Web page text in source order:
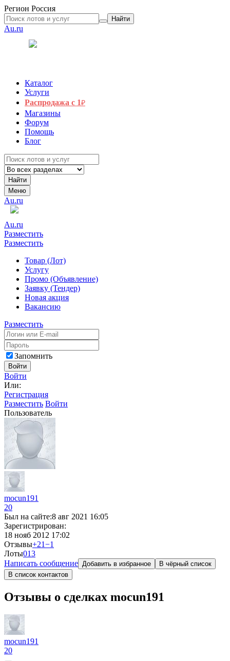
Регион Россия
Найти
Au.ru
Каталог
Услуги
Распродажа с 1₽
Магазины
Форум
Помощь
Блог
Найти
Меню
Au.ru
Au.ru
Разместить
Разместить
Товар (Лот)
Услугу
Промо (Объявление)
Заявку (Тендер)
Новая акция
Вакансию
Разместить
Запомнить
Войти
Войти
Или:
Регистрация
Разместить Войти
Пользователь
mocun191
20
Был на сайте:8 авг 2021 16:05
Зарегистрирован:
18 нояб 2012 17:02
Отзывы+21−1
Лоты013
Написать сообщение Добавить в избранное
В чёрный список
В список контактов
Отзывы о сделках mocun191
mocun191
20